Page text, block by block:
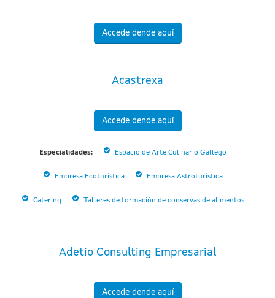
Accede dende aquí
Acastrexa
Accede dende aquí
Especialidades: Espacio de Arte Culinario Gallego
Empresa Ecoturística Empresa Astroturística
Catering Talleres de formación de conservas de alimentos
Adetio Consulting Empresarial
Accede dende aquí